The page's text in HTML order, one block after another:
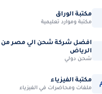
مكتبة الوراق
مكتبة وموارد تعليمية
افضل شركة شحن الي مصر من
الرياض
شحن دولي
مكتبة الفيزياء
ملفات ومحاضرات في الفيزياء